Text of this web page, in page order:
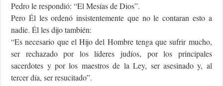
Pedro le respondió: “El Mesías de Dios”.
Pero Él les ordenó insistentemente que no le contaran esto a
nadie. Él les dijo también:
“Es necesario que el Hijo del Hombre tenga que sufrir mucho,
ser rechazado por los líderes judíos, por los principales
sacerdotes y por los maestros de la Ley, ser asesinado y, al
tercer día, ser resucitado”.